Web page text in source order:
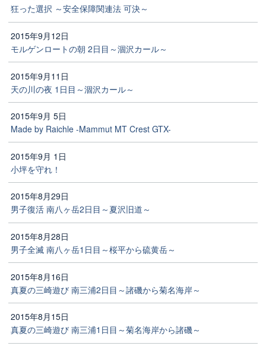
狂った選択 ～安全保障関連法 可決～
2015年9月12日
モルゲンロートの朝 2日目～涸沢カール～
2015年9月11日
天の川の夜 1日目～涸沢カール～
2015年9月 5日
Made by Raichle -Mammut MT Crest GTX-
2015年9月 1日
小坪を守れ！
2015年8月29日
男子復活 南八ヶ岳2日目～夏沢旧道～
2015年8月28日
男子全滅 南八ヶ岳1日目～桜平から硫黄岳～
2015年8月16日
真夏の三崎遊び 南三浦2日目～諸磯から菊名海岸～
2015年8月15日
真夏の三崎遊び 南三浦1日目～菊名海岸から諸磯～